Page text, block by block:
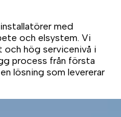
med
och elsystem. Vi
och hög servicenivå i
process från första
lösning som levererar